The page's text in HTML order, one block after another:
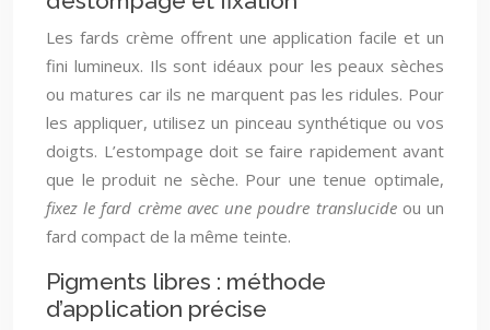
Les fards crème offrent une application facile et un
fini lumineux. Ils sont idéaux pour les peaux sèches
ou matures car ils ne marquent pas les ridules. Pour
les appliquer, utilisez un pinceau synthétique ou vos
doigts. L’estompage doit se faire rapidement avant
que le produit ne sèche. Pour une tenue optimale,
fixez le fard crème avec une poudre translucide ou un
fard compact de la même teinte.
Pigments libres : méthode
d’application précise